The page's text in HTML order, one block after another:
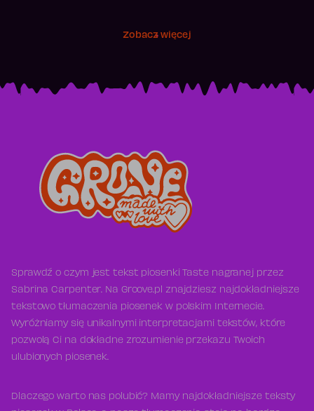
Zobacz więcej
Sprawdź o czym jest tekst piosenki Taste nagranej przez
Sabrina Carpenter. Na Groove.pl znajdziesz najdokładniejsze
tekstowo tłumaczenia piosenek w polskim Internecie.
Wyróżniamy się unikalnymi interpretacjami tekstów, które
pozwolą Ci na dokładne zrozumienie przekazu Twoich
ulubionych piosenek.
Dlaczego warto nas polubić? Mamy najdokładniejsze teksty